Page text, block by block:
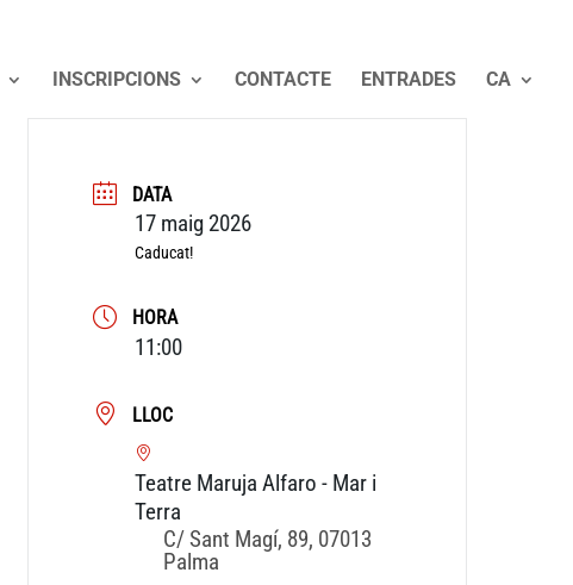
INSCRIPCIONS CONTACTE ENTRADES CA
DATA
17 maig 2026
Caducat!
HORA
11:00
LLOC
Teatre Maruja Alfaro - Mar i
Terra
C/ Sant Magí, 89, 07013
Palma